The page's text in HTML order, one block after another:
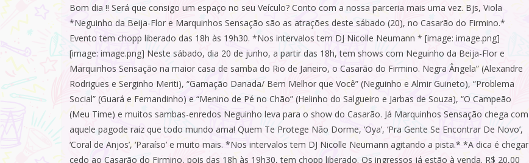
Bom dia !! Será que consigo um espaço no seu Veículo? Conto com a nossa parceria mais uma vez. Bjs, Viola
*Neguinho da Beija-Flor e Marquinhos Sensação são as atrações deste sábado (20), no Casarão do Firmino.*
Evento tem chopp liberado das 18h às 19h30. *Nos intervalos tem DJ Nicolle Neumann * [image: image.png]
[image: image.png] Neste sábado, dia 20 de junho, a partir das 18h, tem shows com Neguinho da Beija-Flor e
Marquinhos Sensação na maior casa de samba do Rio de Janeiro, o Casarão do Firmino. Negra Ângela” (Alexandre
Rodrigues e Serginho Meriti), “Gamação Danada/ Bem Melhor que Você” (Neguinho e Almir Guineto), “Problema
Social” (Guará e Fernandinho) e “Menino de Pé no Chão” (Helinho do Salgueiro e Jarbas de Souza), “O Campeão
(Meu Time) e muitos sambas-enredos Neguinho leva para o show do Casarão. Já Marquinhos Sensação chega com
aquele pagode raiz que todo mundo ama! Quem Te Protege Não Dorme, ‘Oya’, ‘Pra Gente Se Encontrar De Novo’,
‘Coral de Anjos’, ‘Paraíso’ e muito mais. *Nos intervalos tem DJ Nicolle Neumann agitando a pista.* *A dica é chegar
cedo ao Casarão do Firmino, pois das 18h às 19h30, tem chopp liberado. Os ingressos já estão à venda. R$ 20,00